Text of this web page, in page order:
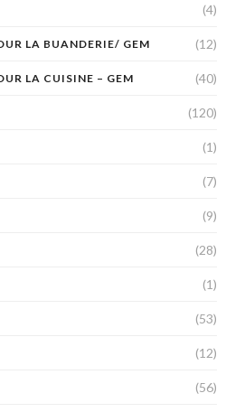
(4)
LA BUANDERIE/ GEM (12)
LA CUISINE – GEM (40)
(120)
(1)
(7)
(9)
(28)
(1)
(53)
(12)
(56)